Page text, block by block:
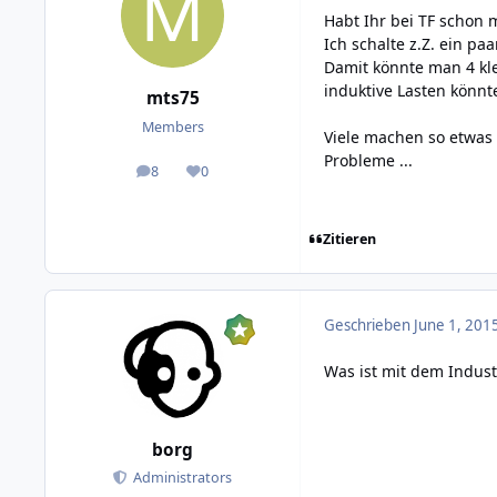
mts75
Members
8
posts 0
Reputation
Habt Ihr bei TF schon
Ich schalte z.Z. ein
Damit könnte man 4
induktive Lasten
Viele machen so
Probleme ...
Zitieren
borg
Administrators
Geschrieben June 1,
Was ist mit dem